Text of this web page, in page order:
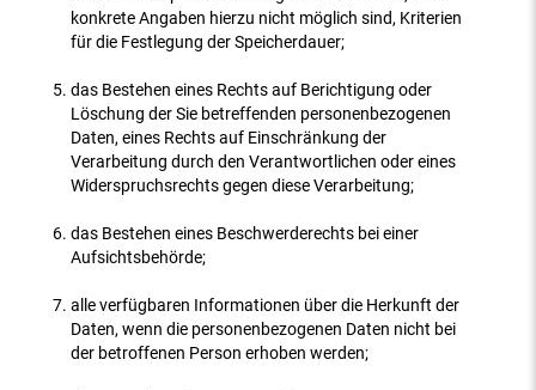
konkrete Angaben hierzu nicht möglich sind, Kriterien
für die Festlegung der Speicherdauer;
das Bestehen eines Rechts auf Berichtigung oder
Löschung der Sie betreffenden personenbezogenen
Daten, eines Rechts auf Einschränkung der
Verarbeitung durch den Verantwortlichen oder eines
Widerspruchsrechts gegen diese Verarbeitung;
das Bestehen eines Beschwerderechts bei einer
Aufsichtsbehörde;
alle verfügbaren Informationen über die Herkunft der
Daten, wenn die personenbezogenen Daten nicht bei
der betroffenen Person erhoben werden;